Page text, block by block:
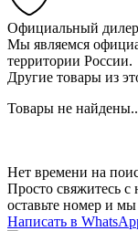
Официальный дилер
Мы являемся
территории России.
Другие товары из
Товары не
Нет времени на
Просто свяжитесь
оставьте номер и
Написать в